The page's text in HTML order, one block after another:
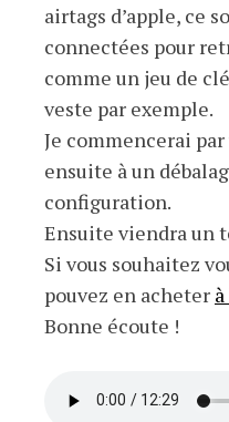
airtags d’apple, ce
connectées pour
comme un jeu de
veste par exemple.
Je commencerai
ensuite à un
configuration.
Ensuite viendra un
Si vous souhaitez
pouvez en acheter
Bonne écoute !